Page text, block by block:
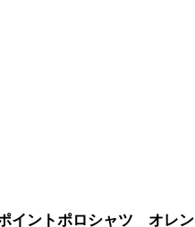
イントポロシャツ オレ